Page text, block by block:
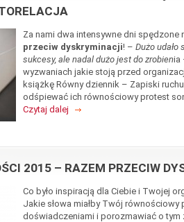
Za nami dwa intensywne dni spędzone
przeciw dyskryminacji! – Dużo udało
sukcesy, ale nadal dużo jest do zrobienia
wyzwaniach jakie stoją przed
książkę Równy dziennik – Zapiski
odśpiewać ich równościowy protest
Czytaj dalej
2015 – RAZEM PRZECIW
Co było inspiracją dla Ciebie i Twojej
Jakie słowa miałby Twój
doświadczeniami i porozmawiać o tym